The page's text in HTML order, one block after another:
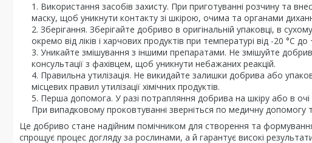
Використання засобів захисту. При приготуванні розчину та
маску, щоб уникнути контакту зі шкірою, очима та органами
Зберігання. Зберігайте добриво в оригінальній упаковці, в
окремо від ліків і харчових продуктів при температурі від -20 °С
Уникайте змішування з іншими препаратами. Не змішуйте
консультації з фахівцем, щоб уникнути небажаних реакцій.
Правильна утилізація. Не викидайте залишки добрива або
місцевих правил утилізації хімічних продуктів.
Перша допомога. У разі потрапляння добрива на шкіру або в
При випадковому проковтуванні зверніться по медичну допомогу
Це добриво стане надійним помічником для створення та
спрощує процес догляду за рослинами, а й гарантує високі